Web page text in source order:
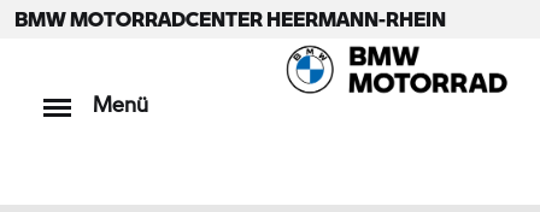
BMW MOTORRADCENTER HEERMANN-RHEIN
Menü